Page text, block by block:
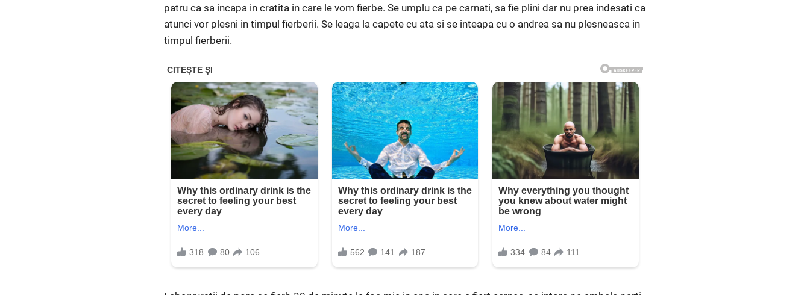
patru ca sa incapa in cratita in care le vom fierbe. Se umplu ca pe carnati, sa fie plini dar nu prea indesati ca
atunci vor plesni in timpul fierberii. Se leaga la capete cu ata si se inteapa cu o andrea sa nu plesneasca in
timpul fierberii.